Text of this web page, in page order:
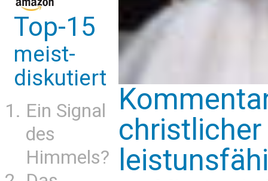
Top-15
meist-
diskutiert
Ein Signal
des
Himmels?